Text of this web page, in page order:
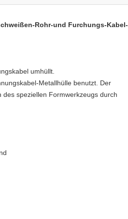
Rohr-und Furchungs-Kabel-
umhüllt.
Metallhülle benutzt. Der
speziellen Formwerkzeugs durch